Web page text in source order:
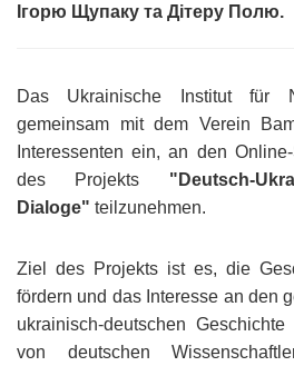
Ігорю Щупаку та Дітеру Полю.
Das Ukrainische Institut für
gemeinsam mit dem Verein
Interessenten ein, an den
des Projekts "Deutsch-
Dialoge" teilzunehmen.
Ziel des Projekts ist es, die
fördern und das Interesse an den
ukrainisch-deutschen
von deutschen